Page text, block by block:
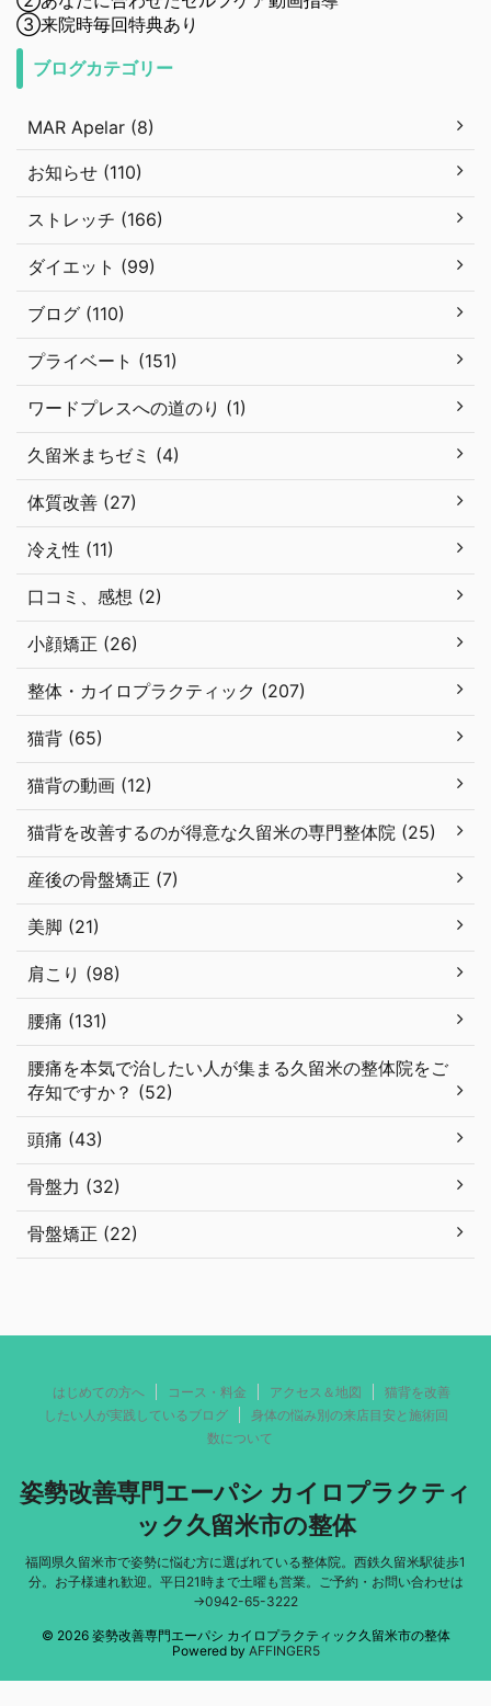
③来院時毎回特典あり
ブログカテゴリー
MAR Apelar (8)
お知らせ (110)
ストレッチ (166)
ダイエット (99)
ブログ (110)
プライベート (151)
ワードプレスへの道のり (1)
久留米まちゼミ (4)
体質改善 (27)
冷え性 (11)
口コミ、感想 (2)
小顔矯正 (26)
整体・カイロプラクティック (207)
猫背 (65)
猫背の動画 (12)
猫背を改善するのが得意な久留米の専門整体院 (25)
産後の骨盤矯正 (7)
美脚 (21)
肩こり (98)
腰痛 (131)
腰痛を本気で治したい人が集まる久留米の整体院をご
存知ですか？ (52)
頭痛 (43)
骨盤力 (32)
骨盤矯正 (22)
はじめての方へ コース・料金 アクセス＆地図
猫背を改善
したい人が実践しているブログ
身体の悩み別の来店目安と施術回
数について
姿勢改善専門エーパシ カイロプラクティ
ック久留米市の整体
福岡県久留米市で姿勢に悩む方に選ばれている整体院。西鉄久留米駅徒歩1
分。お子様連れ歓迎。平日21時まで土曜も営業。ご予約・お問い合わせは
→0942-65-3222
© 2026 姿勢改善専門エーパシ カイロプラクティック久留米市の整体
Powered by AFFINGER5